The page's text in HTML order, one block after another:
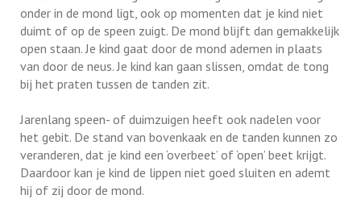
onder in de mond ligt, ook op momenten dat je kind niet
duimt of op de speen zuigt. De mond blijft dan gemakkelijk
open staan. Je kind gaat door de mond ademen in plaats
van door de neus. Je kind kan gaan slissen, omdat de tong
bij het praten tussen de tanden zit.
Jarenlang speen- of duimzuigen heeft ook nadelen voor
het gebit. De stand van bovenkaak en de tanden kunnen zo
veranderen, dat je kind een ‘overbeet’ of ‘open’ beet krijgt.
Daardoor kan je kind de lippen niet goed sluiten en ademt
hij of zij door de mond.